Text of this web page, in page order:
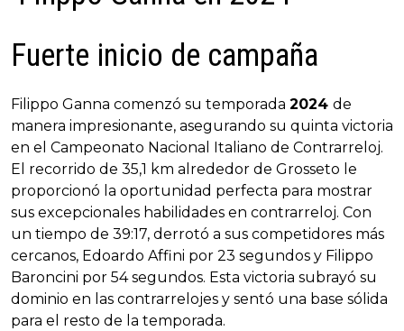
Fuerte inicio de campaña
Filippo Ganna comenzó su temporada 2024 de
manera impresionante, asegurando su quinta victoria
en el Campeonato Nacional Italiano de Contrarreloj.
El recorrido de 35,1 km alrededor de Grosseto le
proporcionó la oportunidad perfecta para mostrar
sus excepcionales habilidades en contrarreloj. Con
un tiempo de 39:17, derrotó a sus competidores más
cercanos, Edoardo Affini por 23 segundos y Filippo
Baroncini por 54 segundos. Esta victoria subrayó su
dominio en las contrarrelojes y sentó una base sólida
para el resto de la temporada.